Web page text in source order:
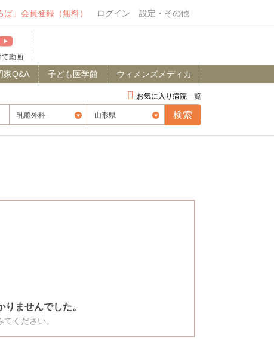
ば」会員登録（無料） ログイン 設定・その他
て動画
ウィメンズメディカ
子ども医学館
家Q&A
お気に入り病院一覧
ませんでした。
ください。